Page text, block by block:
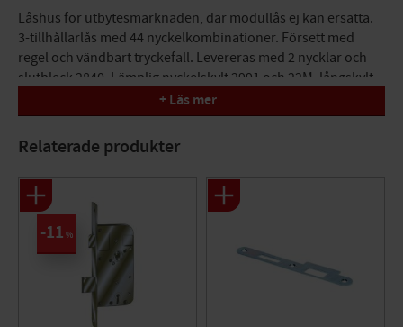
Låshus för utbytesmarknaden, där modullås ej kan ersätta.
3-tillhållarlås med 44 nyckelkombinationer. Försett med
regel och vändbart tryckefall. Levereras med 2 nycklar och
slutbleck 2840. Lämplig nyckelskylt 2991 och 22M, långskylt
+ Läs mer
Relaterade produkter
11 %